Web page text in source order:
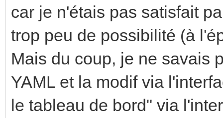
car je n'étais pas satisfait
trop peu de possibilité (à
Mais du coup, je ne savais
YAML et la modif via
le tableau de bord" via